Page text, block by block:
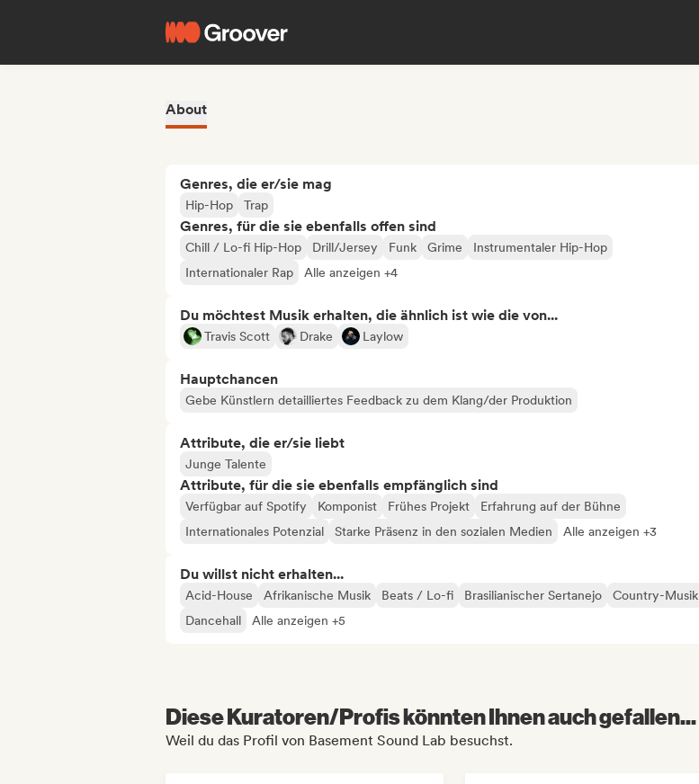
About
Genres, die er/sie mag
Hip-Hop Trap
Genres, für die sie ebenfalls offen sind
Chill / Lo-fi Hip-Hop Drill/Jersey Funk Grime
Instrumentaler Hip-Hop
Internationaler Rap
Alle anzeigen +4
Du möchtest Musik erhalten, die ähnlich ist wie die von...
Travis Scott Drake Laylow
Hauptchancen
Gebe Künstlern detailliertes Feedback zu dem Klang/der Produktion
Attribute, die er/sie liebt
Junge Talente
Attribute, für die sie ebenfalls empfänglich sind
Verfügbar auf Spotify Komponist Frühes Projekt
Erfahrung auf der Bühne
Internationales Potenzial
Starke Präsenz in den sozialen Medien Alle anzeigen +3
Du willst nicht erhalten...
Acid-House Afrikanische Musik Beats / Lo-fi Brasilianischer Sertanejo
Country-Musik
Dancehall
Alle anzeigen +5
Diese Kuratoren/Profis könnten Ihnen auch gefallen...
Weil du das Profil von Basement Sound Lab besuchst.